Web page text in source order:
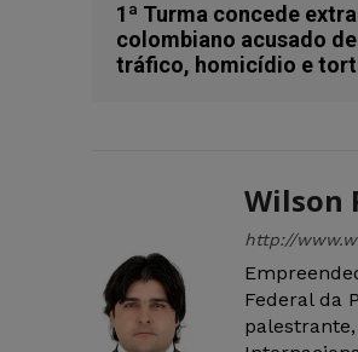
1ª Turma concede
colombiano acusado
tráfico, homicídio e
Wilson
http://
Federal da